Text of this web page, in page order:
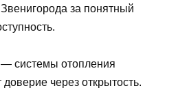
за понятный
системы отопления
через открытость.